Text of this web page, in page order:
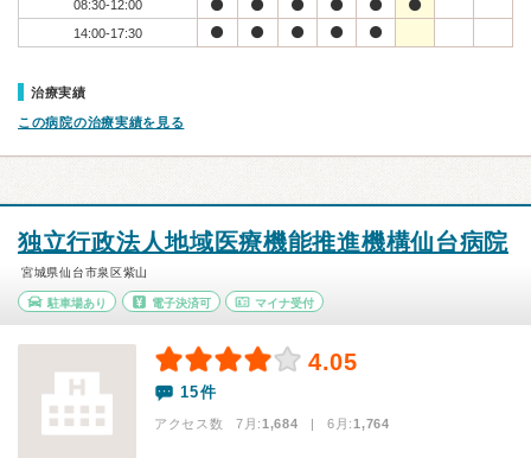
08:30-12:00
14:00-17:30
治療実績
この病院の治療実績を見る
独立行政法人地域医療機能推進機構仙台病院
宮城県仙台市泉区紫山
駐車場あり 電子決済可 マイナ受付
4.05
15件
アクセス数 7月:1,684 | 6月:1,764